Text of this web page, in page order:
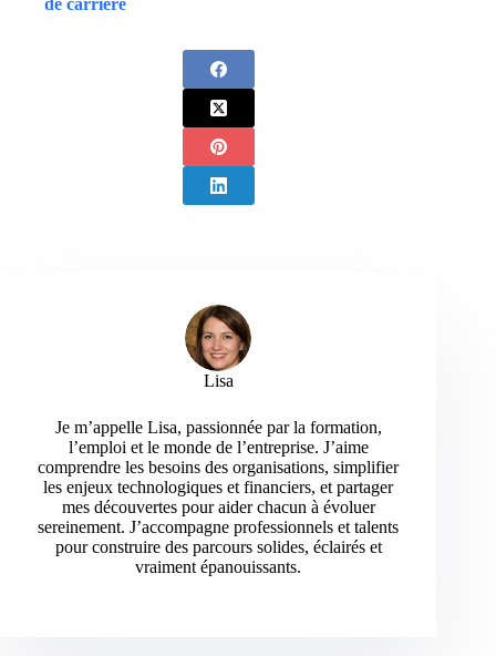
Lisa
Je m’appelle Lisa, passionnée par la formation,
l’emploi et le monde de l’entreprise. J’aime
comprendre les besoins des organisations, simplifier
les enjeux technologiques et financiers, et partager
mes découvertes pour aider chacun à évoluer
sereinement. J’accompagne professionnels et talents
pour construire des parcours solides, éclairés et
vraiment épanouissants.